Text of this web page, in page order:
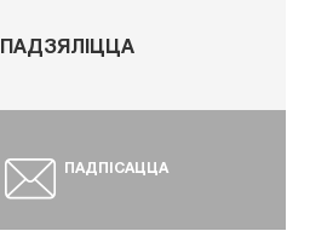
ПАДЗЯЛІЦЦА
ПАДПІСАЦЦА